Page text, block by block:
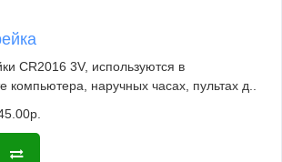
CR2016 3V, используются в
компьютера, наручных часах, пультах д..